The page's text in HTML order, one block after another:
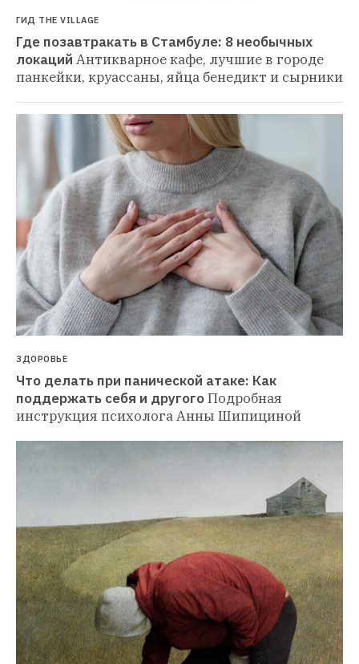
ГИД THE VILLAGE
Где позавтракать в Стамбуле: 8 необычных
локаций Антикварное кафе, лучшие в городе
панкейки, круассаны, яйца бенедикт и сырники
ЗДОРОВЬЕ
Что делать при панической атаке: Как
поддержать себя и другогоПодробная
инструкция психолога Анны Шипициной